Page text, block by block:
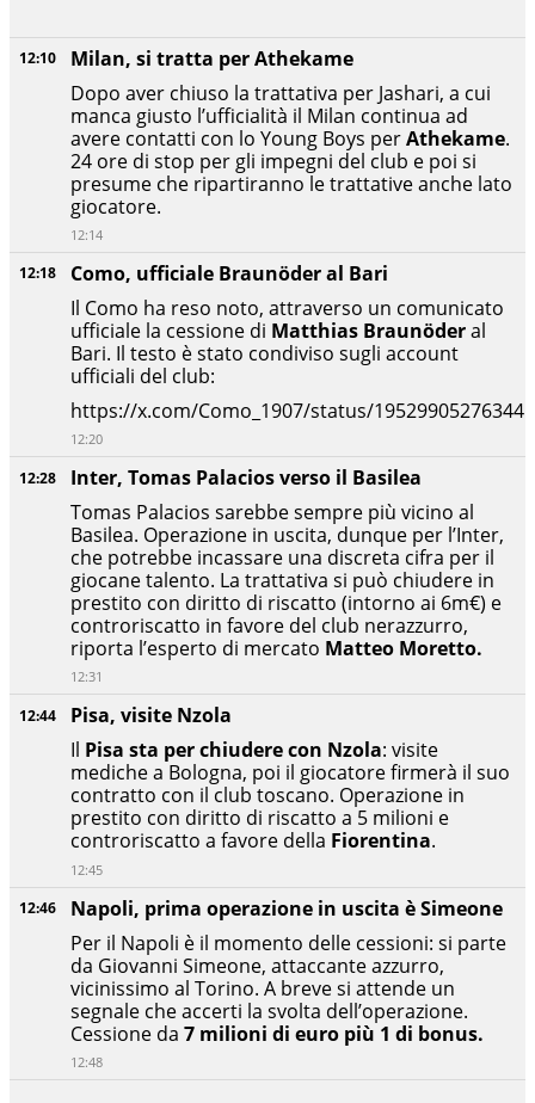
12:46
Napoli, prima operazione in uscita è Simeone
Per il Napoli è il momento delle cessioni: si parte
da Giovanni Simeone, attaccante azzurro,
vicinissimo al Torino. A breve si attende un
segnale che accerti la svolta dell’operazione.
Cessione da 7 milioni di euro più 1 di bonus.
12:48
12:44
Pisa, visite Nzola
Il Pisa sta per chiudere con Nzola: visite
mediche a Bologna, poi il giocatore firmerà il suo
contratto con il club toscano. Operazione in
prestito con diritto di riscatto a 5 milioni e
controriscatto a favore della Fiorentina.
12:45
12:28
Inter, Tomas Palacios verso il Basilea
Tomas Palacios sarebbe sempre più vicino al
Basilea. Operazione in uscita, dunque per l’Inter,
che potrebbe incassare una discreta cifra per il
giocane talento. La trattativa si può chiudere in
prestito con diritto di riscatto (intorno ai 6m€) e
controriscatto in favore del club nerazzurro,
riporta l’esperto di mercato Matteo Moretto.
12:31
12:18
Como, ufficiale Braunöder al Bari
Il Como ha reso noto, attraverso un comunicato
ufficiale la cessione di Matthias Braunöderal
Bari. Il testo è stato condiviso sugli account
ufficiali del club:
https://x.com/Como_1907/status/
12:20
12:10
Milan, si tratta per Athekame
Dopo aver chiuso la trattativa per Jashari, a cui
manca giusto l’ufficialità il Milan continua ad
avere contatti con lo Young Boys perAthekame.
24 ore di stop per gli impegni del club e poi si
presume che ripartiranno le trattative anche lato
giocatore.
12:14